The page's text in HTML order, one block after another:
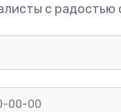
с радостью